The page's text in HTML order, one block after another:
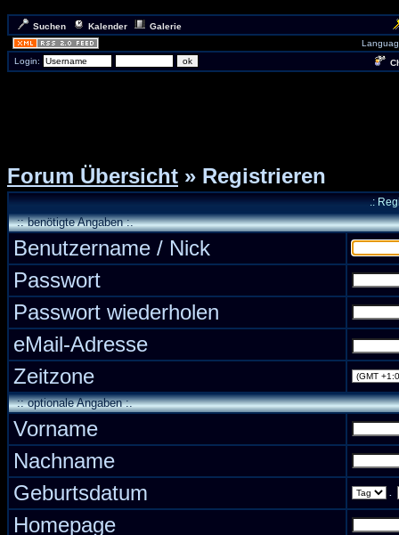
Suchen Kalender
Galerie
Login:
Forum Übersicht » Registrieren
.:
:: benötigte Angaben :.
Benutzername / Nick
Passwort
Passwort wiederholen
eMail-Adresse
Zeitzone
:: optionale Angaben :.
Vorname
Nachname
Geburtsdatum
Homepage